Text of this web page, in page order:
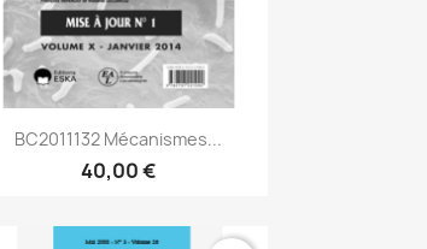
Aperçu rapide
BC2011132 Mécanismes...
40,00 €